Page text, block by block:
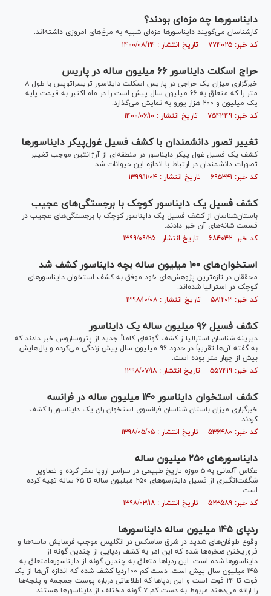
دایناسور‌ها چه مزه‌ای بودند؟
کارشناسان می‌گویند دایناسور‌ها مزه‌ای شبیه به مرغ‌های امروزی داشته‌اند.
کد خبر: ۷۷۴۰۲۵ تاریخ انتشار : ۱۴۰۰/۰۸/۲۴
حراج اسکلت دایناسور ۶۶ میلیون ساله در پاریس
خبرگزاری میزان-یک حراجی در پاریس اسکلت دایناسور تریسراتوپس با طول ۸
متر را که متعلق به ۶۶ میلیون سال پیش است را در ماه اکتبر به قیمت پایه
یک میلیون و ۲۰۰ هزار یورو به نمایش می‌گذارد.
کد خبر: ۷۵۴۳۴۹ تاریخ انتشار : ۱۴۰۰/۰۶/۱۰
تغییر تصور دانشمندان با کشف فسیل غول‌پیکر دایناسور‌ها
کشف یک فسیل غول پیکر دایناسور در منطقه‌ای از آرژانتین موجب تغییر
تصورات دانشمندان در ارتباط با اندازه این حیوانات شد.
کد خبر: ۶۹۵۳۴۱ تاریخ انتشار : ۱۳۹۹/۱۱/۰۴
کشف فسیل یک دایناسور کوچک با برجستگی‌های عجیب
باستان‌شناسان از کشف فسیل یک دایناسور کوچک با برجستگی‌های عجیب در
قسمت شانه‌های آن خبر دادند.
کد خبر: ۶۸۴۰۴۲ تاریخ انتشار : ۱۳۹۹/۰۹/۲۵
استخوان‌های ۱۰۰ میلیون ساله بچه دایناسور کشف شد
محققان در تازه‌ترین پژوهش‌های خود موفق به کشف استخوان دایناسور‌های
کوچک در استرالیا شده‌اند.
کد خبر: ۵۸۱۲۰۳ تاریخ انتشار : ۱۳۹۸/۱۰/۰۸
کشف فسیل ۹۶ میلیون ساله یک دایناسور
دیرینه شناسان استرالیا ز کشف گونه‌ای کاملاً جدید از پتروساروس خبر دادند که
به گفته آن‌ها تقریباً در حدود ۹۶ میلیون سال پیش زندگی می‌کرده و بال‌هایش
بیش از چهار متر بوده است.
کد خبر: ۵۵۷۴۱۹ تاریخ انتشار : ۱۳۹۸/۰۷/۱۸
کشف استخوان دایناسور ۱۴۰ میلیون ساله در فرانسه
خبرگزاری میزان-باستان شناسان فرانسوی استخوان ران یک دایناسور را کشف
کردند.
کد خبر: ۵۳۶۴۸۰ تاریخ انتشار : ۱۳۹۸/۰۵/۰۵
دایناسور‌های ۲۵۰ میلیون ساله
عکاس آلمانی به ۵ موزه تاریخ طبیعی در سراسر اروپا سفر کرده و تصاویر
شگفت‌انگیزی از فسیل داینارسو‌های ۲۵۰ میلیون ساله تا ۶۵ ساله تهیه کرده
است.
کد خبر: ۵۲۳۵۸۹ تاریخ انتشار : ۱۳۹۸/۰۳/۱۸
ردپای ۱۴۵ میلیون ساله دایناسور‌ها
وقوع طوفان‌های شدید در شرق ساسکس در انگلیس موجب فرسایش ماسه‌ها و
فروریختن صخره‌ها شده که این امر به کشف ردپایی از چندین گونه از
دایناسور‌ها شده است. این ردپا‌ها متعلق به چندین گونه از دایناسورهامتعلق به
۱۴۵ میلیون سال پیش است. دست کم ۱۰۰ ردپا کشف شده که اندازه آن‌ها از یک
فوت تا ۲۴ فوت است و این ردپا‌ها که اطلاعاتی درباره پوست جمجمه و پنجه‌ها
را ارائه می‌دهند مربوط به دست کم ۷ گونه مختلف از دایناسور‌ها هستند.